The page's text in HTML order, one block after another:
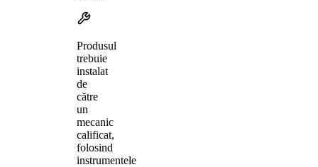
Produsul
trebuie
instalat
de
către
un
mecanic
calificat,
folosind
instrumentele